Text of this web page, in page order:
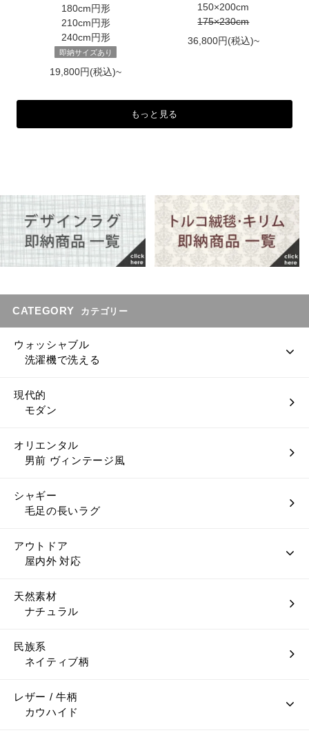
180cm円形
210cm円形
240cm円形
即納サイズあり
19,800円(税込)~
150×200cm
175×230cm
36,800円(税込)~
もっと見る
CATEGORY カテゴリー
ウォッシャブル
洗濯機で洗える
現代的
モダン
オリエンタル
男前 ヴィンテージ風
シャギー
毛足の長いラグ
アウトドア
屋内外 対応
天然素材
ナチュラル
民族系
ネイティブ柄
レザー / 牛柄
カウハイド